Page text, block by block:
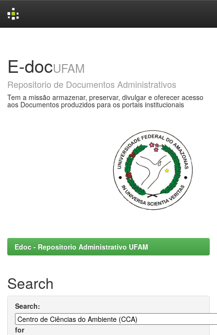
E-docUFAM
Repositorio de Documentos Administrativos
Tem a missão armazenar, preservar, divulgar e oferecer acesso
aos Documentos produzidos para os portais institucionais
Edoc - Repositorio Administrativo UFAM
Search
Search:
for